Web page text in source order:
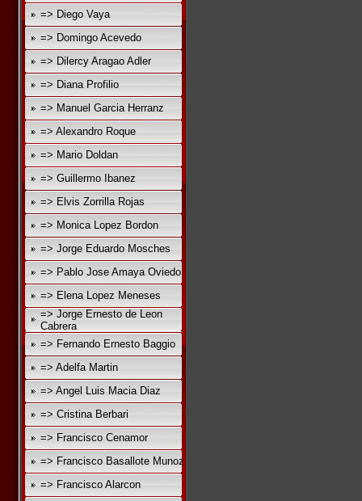
=> Diego Vaya
=> Domingo Acevedo
=> Dilercy Aragao Adler
=> Diana Profilio
=> Manuel Garcia Herranz
=> Alexandro Roque
=> Mario Doldan
=> Guillermo Ibanez
=> Elvis Zorrilla Rojas
=> Monica Lopez Bordon
=> Jorge Eduardo Mosches
=> Pablo Jose Amaya Oviedo
=> Elena Lopez Meneses
=> Jorge Ernesto de Leon
Cabrera
=> Fernando Ernesto Baggio
=> Adelfa Martin
=> Angel Luis Macia Diaz
=> Cristina Berbari
=> Francisco Cenamor
=> Francisco Basallote Munoz
=> Francisco Alarcon